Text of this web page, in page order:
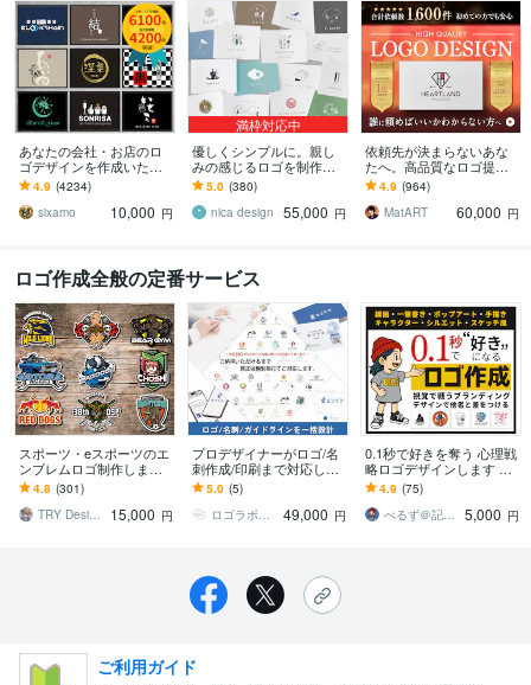
あなたの会社・お店のロ
ゴデザインを作成いたし
ます 販売実績NO1!修正制
限なし!プロのデザインを
お手頃な料金で
4.9 (4234)
sixamo
10,000 円
満枠対応中
優しくシンプルに。親し
みの感じるロゴを制作致
します モノトーンデザイ
ン（単色）でミニマルで
親しみやすいシンボルに
5.0 (380)
nica design
55,000 円
依頼先が決まらないあな
たへ。高品質なロゴ提供
します 総依頼数1600件突
破✧想いを形にする丁寧な
プロ品質デザイン
4.9 (964)
MatART
60,000 円
ロゴ作成全般の定番サービス
スポーツ・eスポーツのエ
ンブレムロゴ制作します
チームロゴ・ユニフォー
ムロゴ作ります
4.8 (301)
TRY DesignWorks
15,000 円
プロデザイナーがロゴ/名
刺作成/印刷まで対応しま
す 修正無制限｜ご提案に
ご満足頂けなければ料金
をいただきません。
5.0 (5)
ロゴラボ｜企業・店舗特化型デザイン事務所
49,000 円
0.1秒で好きを奪う 心理戦
略ロゴデザインします 記
憶に残り、選ばれる ― 感
情を動かすロゴは心理で
作る！
4.9 (75)
べるず＠記憶に残る心理戦略デザイナー
5,000 円
ご利用ガイド